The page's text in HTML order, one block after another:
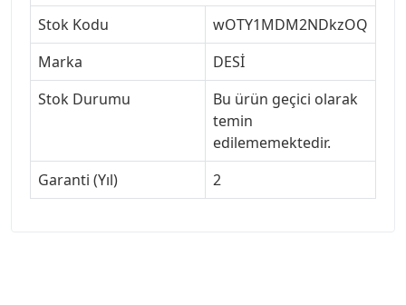
Stok Kodu
wOTY1MDM2NDkzOQ
Marka
DESİ
Stok Durumu
Bu ürün geçici olarak
temin
edilememektedir.
Garanti (Yıl)
2